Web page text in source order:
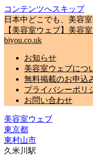
コンテンツへスキップ
日本中どこでも、美容
【美容室ウェブ】美容
biyou.co.uk
お知らせ
美容室ウェブにつ
無料掲載のお申込
プライバシーポリ
お問い合わせ
美容室ウェブ
東京都
東村山市
久米川駅